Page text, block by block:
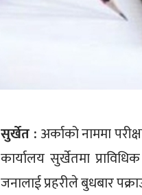
सुर्खेत : अर्काको नाममा
कार्यालय सुर्खेतमा
जनालाई प्रहरीले बुधबार